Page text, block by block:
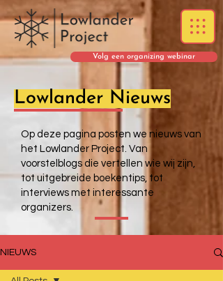
Volg een organizing webinar
Lowlander Nieuws
Op deze pagina posten we nieuws van
het Lowlander Project. Van
voorstelblogs die vertellen wie wij zijn,
tot uitgebreide boekentips, tot
interviews met interessante
organizers.
NIEUWS